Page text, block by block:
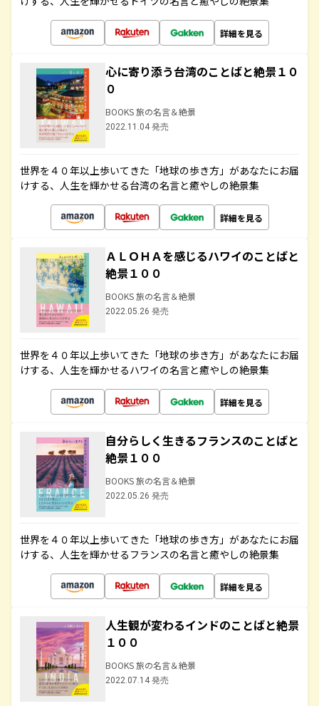
詳細を見る
心に寄り添う台湾のことばと絶景１０
０
BOOKS 旅の名言＆絶景
2022.11.04 発売
世界を４０年以上歩いてきた「地球の歩き方」があなたにお届
けする、人生を輝かせる台湾の名言と癒やしの絶景集
詳細を見る
ＡＬＯＨＡを感じるハワイのことばと
絶景１００
BOOKS 旅の名言＆絶景
2022.05.26 発売
世界を４０年以上歩いてきた「地球の歩き方」があなたにお届
けする、人生を輝かせるハワイの名言と癒やしの絶景集
詳細を見る
自分らしく生きるフランスのことばと
絶景１００
BOOKS 旅の名言＆絶景
2022.05.26 発売
世界を４０年以上歩いてきた「地球の歩き方」があなたにお届
けする、人生を輝かせるフランスの名言と癒やしの絶景集
詳細を見る
人生観が変わるインドのことばと絶景
１００
BOOKS 旅の名言＆絶景
2022.07.14 発売